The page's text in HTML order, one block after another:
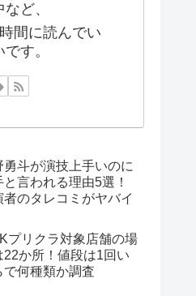
ど、
間に読んでい
す。
勇斗が演技上手いのに
と言われる理由5選！
者のタレコミがヤバイ
プリクラ対象店舗の場
22か所！値段は1回い
で何種類か調査